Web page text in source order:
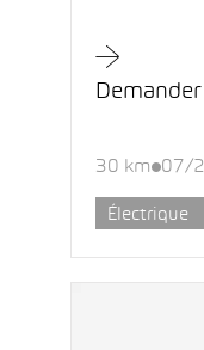
30 km 07/
Électrique